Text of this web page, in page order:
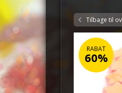
Tilbage til
RABAT
60%